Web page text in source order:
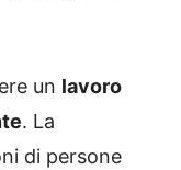
un lavoro
. La
di persone